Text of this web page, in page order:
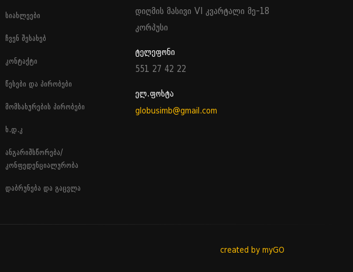
სიახლეები
ჩვენ შესახებ
კონტაქტი
წესები და პირობები
მომსახურების პირობები
ხ.დ.კ
ანგარიშსწორება/
კონფედენციალურობა
დაბრუნება და გაცვლა
დიღმის მასივი VI კვარტალი მე-18
კორპუსი
ტელეფონი
551 27 42 22
ელ.ფოსტა
globusimb@gmail.com
created by myGO